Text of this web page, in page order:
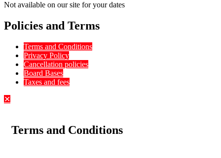
Not available on our site for your dates
Policies and Terms
Terms and Conditions
Privacy Policy
Cancellation policies
Board Bases
Taxes and fees
✕
Terms and Conditions